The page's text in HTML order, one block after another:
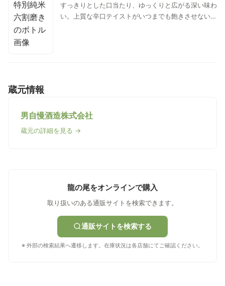
すっきりとした口当たり、ゆっくりと広がる深い味わ
い。上質な辛口テイストがいつまでも飽きさせない
蔵元情報
男自慢酒造株式会社
蔵元の詳細を見る →
龍の尾をオンラインで購入
取り扱いのある通販サイトを検索できます。
通販サイトを検索する
※ 外部の検索結果へ遷移します。在庫状況は各店舗にてご確認ください。